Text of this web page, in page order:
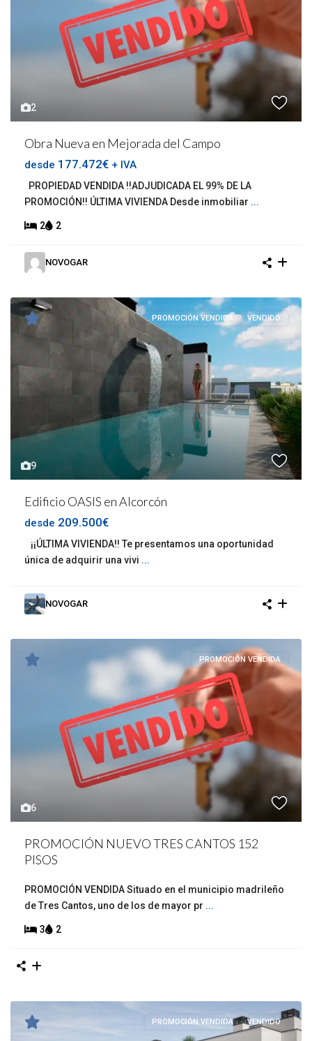
2
Obra Nueva en Mejorada del Campo
desde 177.472€ + IVA
PROPIEDAD VENDIDA !!ADJUDICADA EL 99% DE LA
PROMOCIÓN!! ÚLTIMA VIVIENDA Desde inmobiliar ...
2 2
NOVOGAR
9
PROMOCIÓN VENDIDA VENDIDO
Edificio OASIS en Alcorcón
desde 209.500€
¡¡ÚLTIMA VIVIENDA!! Te presentamos una oportunidad
única de adquirir una vivi ...
NOVOGAR
6
PROMOCIÓN VENDIDA
PROMOCIÓN NUEVO TRES CANTOS 152
PISOS
PROMOCIÓN VENDIDA Situado en el municipio madrileño
de Tres Cantos, uno de los de mayor pr ...
3 2
PROMOCIÓN VENDIDA VENDIDO